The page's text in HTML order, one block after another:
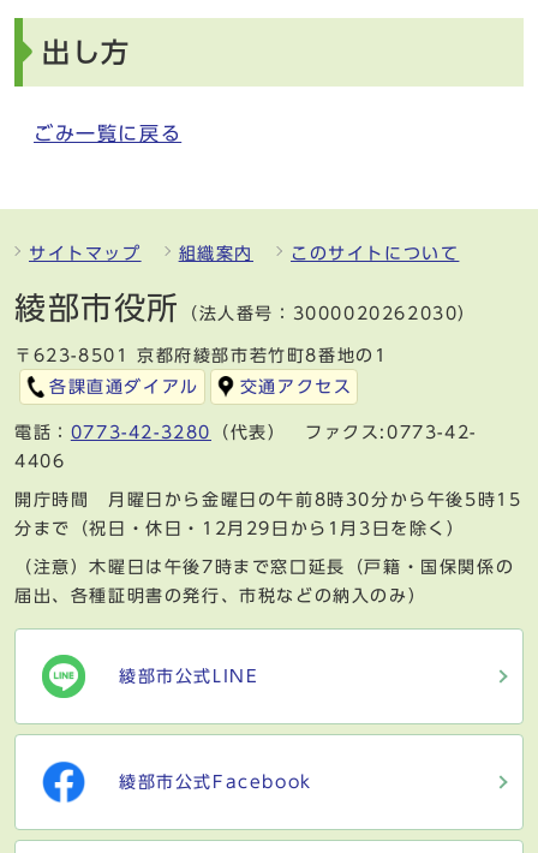
出し方
ごみ一覧に戻る
サイトマップ 組織案内 このサイトについて
綾部市役所 （法人番号：3000020262030）
〒623-8501 京都府綾部市若竹町8番地の1
各課直通ダイアル
交通アクセス
電話： 0773-42-3280
（代表） ファクス:0773-42-
4406
開庁時間 月曜日から金曜日の午前8時30分から午後5時15
分まで（祝日・休日・12月29日から1月3日を除く）
（注意）木曜日は午後7時まで窓口延長（戸籍・国保関係の
届出、各種証明書の発行、市税などの納入のみ）
綾部市公式LINE
綾部市公式Facebook